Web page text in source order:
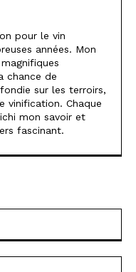
pour le vin
années. Mon
chance de
sur les terroirs,
vinification. Chaque
mon savoir et
fascinant.